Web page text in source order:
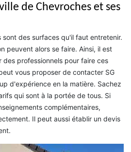
de Chevroches et ses
sont des surfaces qu'il faut entretenir.
peuvent alors se faire. Ainsi, il est
des professionnels pour faire ces
vous proposer de contacter SG
d'expérience en la matière. Sachez
qui sont à la portée de tous. Si
complémentaires,
Il peut aussi établir un devis